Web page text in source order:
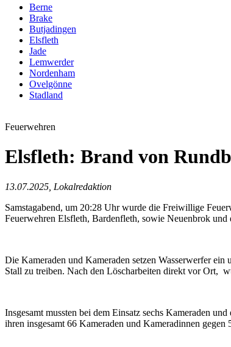
Berne
Brake
Butjadingen
Elsfleth
Jade
Lemwerder
Nordenham
Ovelgönne
Stadland
Feuerwehren
Elsfleth: Brand von
13.07.2025, Lokalredaktion
Samstagabend, um 20:28 Uhr wurde die Freiwillige
Feuerwehren Elsfleth, Bardenfleth, sowie Neuenbrok
Die Kameraden und Kameraden setzen Wasserwerfer
Stall zu treiben. Nach den Löscharbeiten direkt vor Ort,
Insgesamt mussten bei dem Einsatz sechs Kameraden
ihren insgesamt 66 Kameraden und Kameradinnen